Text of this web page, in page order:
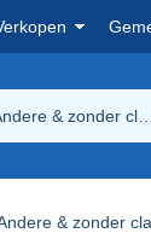
& zonder
& zonder